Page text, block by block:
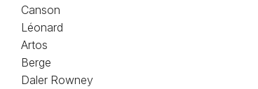
Canson
Léonard
Artos
Berge
Daler Rowney